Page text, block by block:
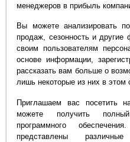
менеджеров в прибыль
Вы можете анализировать
продаж, сезонность и
своим пользователям
основе информации,
рассказать вам больше о
лишь некоторые из них в этом
Приглашаем вас посетить
можете получить
программного
представлены